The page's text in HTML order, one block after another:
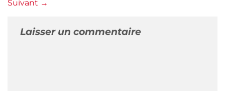
Suivant →
Laisser un commentaire